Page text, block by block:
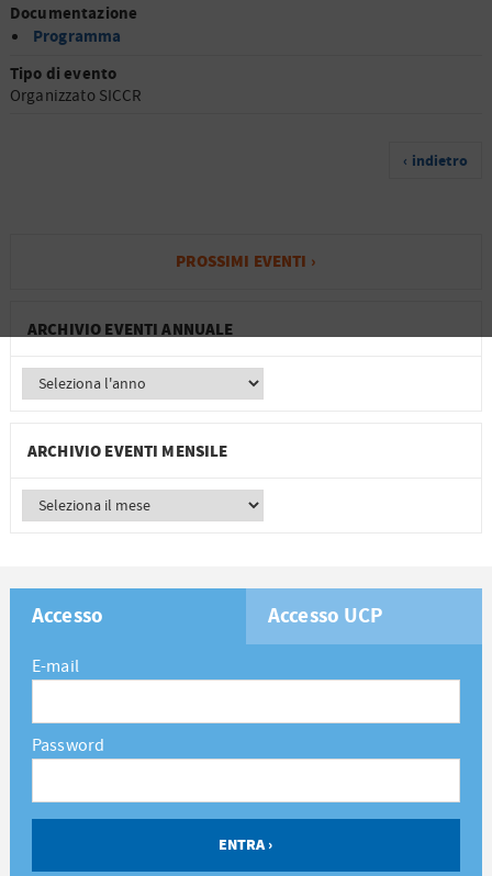
Documentazione
Programma
Tipo di evento
Organizzato SICCR
‹ indietro
PROSSIMI EVENTI ›
ARCHIVIO EVENTI ANNUALE
ARCHIVIO EVENTI MENSILE
Accesso Accesso UCP
E-mail
Password